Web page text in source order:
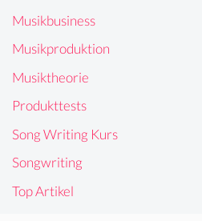
Musikbusiness
Musikproduktion
Musiktheorie
Produkttests
Song Writing Kurs
Songwriting
Top Artikel